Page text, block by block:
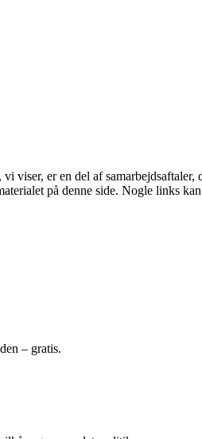
viser, er en del af samarbejdsaftaler,
på denne side. Nogle links
– gratis.